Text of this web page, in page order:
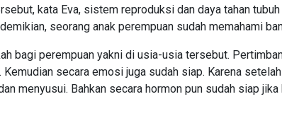
kata Eva, sistem reproduksi dan daya tahan
seorang anak perempuan sudah memahami
bagi perempuan yakni di usia-usia tersebut.
secara emosi juga sudah siap. Karena
menyusui. Bahkan secara hormon pun sudah siap